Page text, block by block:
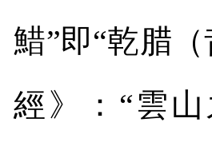
䱜”即“乾腊
經》：“雲